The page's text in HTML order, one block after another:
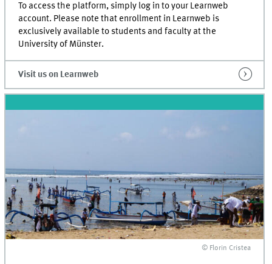
To access the platform, simply log in to your Learnweb
account. Please note that enrollment in Learnweb is
exclusively available to students and faculty at the
University of Münster.
Visit us on Learnweb
© Florin Cristea